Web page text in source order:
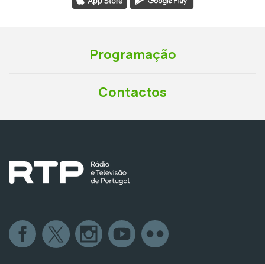
Programação
Contactos